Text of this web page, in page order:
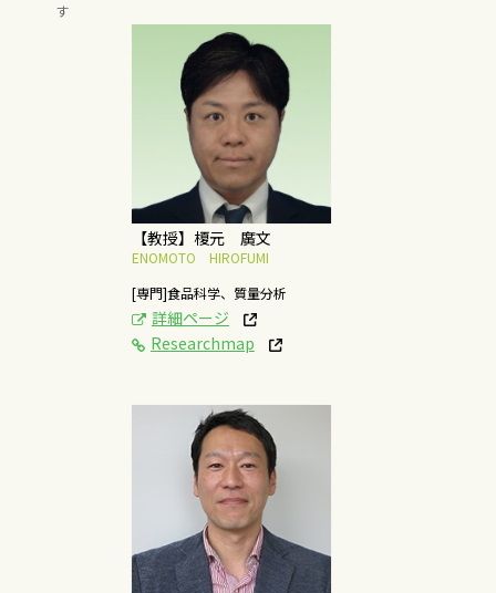
す
[研究テーマ]
食品成分の時空間的な
解析による食品の品質
理解
概要はこちら
【教授】榎元 廣文
ENOMOTO HIROFUMI
[専門]食品科学、質量分析
詳細ページ
Researchmap
[研究テーマ]
機能性のある油をつく
る微生物を利用した発
酵研究
概要はこちら